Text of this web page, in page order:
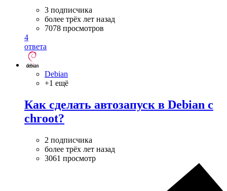
3 подписчика
более трёх лет назад
7078 просмотров
4
ответа
Debian
+1 ещё
Как сделать автозапуск в Debian с
chroot?
2 подписчика
более трёх лет назад
3061 просмотр